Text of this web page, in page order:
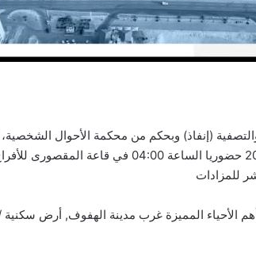
(إنفاذ) وبحكم من محكمة الأحوال
مزاد ” جوهرة الهفوف” مدمج وذلك يوم 10 أبريل 2025 حضوريا الساعة 04:00 في قاعة المقصورى
للمزادات
المميزة غرب مدينة الهفوف, أرض سكنية /